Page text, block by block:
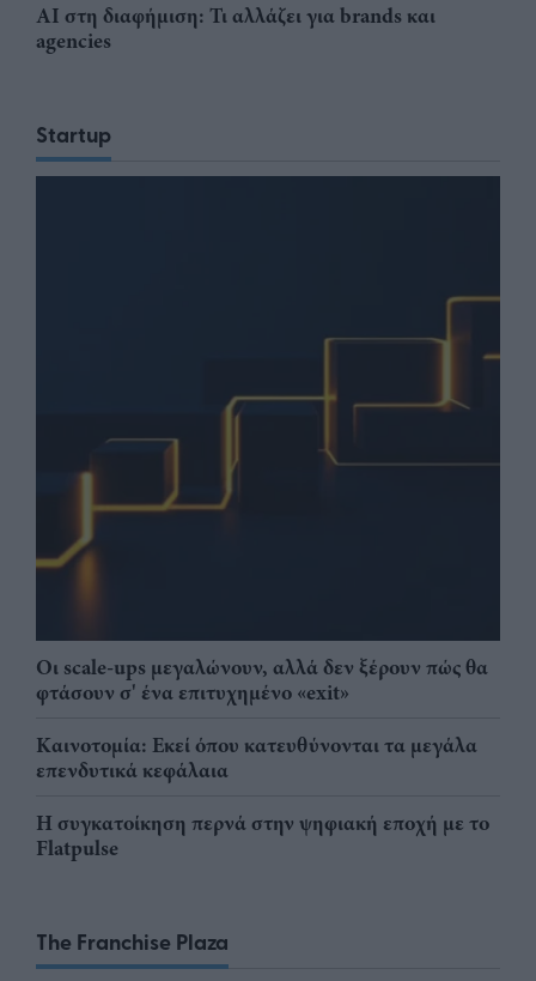
AI στη διαφήμιση: Τι αλλάζει για brands και
agencies
Startup
Οι scale-ups μεγαλώνουν, αλλά δεν ξέρουν πώς θα
φτάσουν σ' ένα επιτυχημένο «exit»
Καινοτομία: Εκεί όπου κατευθύνονται τα μεγάλα
επενδυτικά κεφάλαια
Η συγκατοίκηση περνά στην ψηφιακή εποχή με το
Flatpulse
The Franchise Plaza